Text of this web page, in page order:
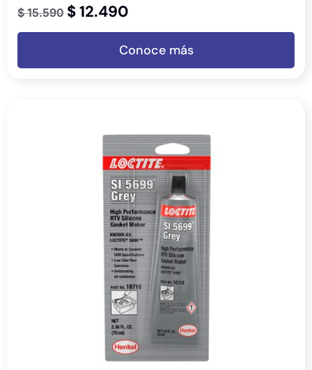
$15.590 $12.490
Conoce más